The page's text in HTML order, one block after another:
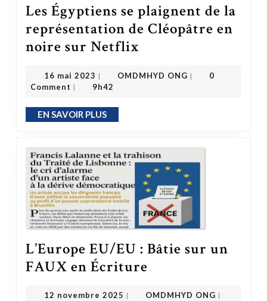
Les Égyptiens se plaignent de la
représentation de Cléopâtre en
noire sur Netflix
16 mai 2023 | OMDMHYD ONG |
0
Comment | 9h42
EN SAVOIR PLUSEN SAVOIR PLUS
L’Europe EU/EU : Bâtie sur un
FAUX en Écriture
12 novembre 2025 12 novembre 2025
| OMDMHYD ONGOMDMHYD ONG
|